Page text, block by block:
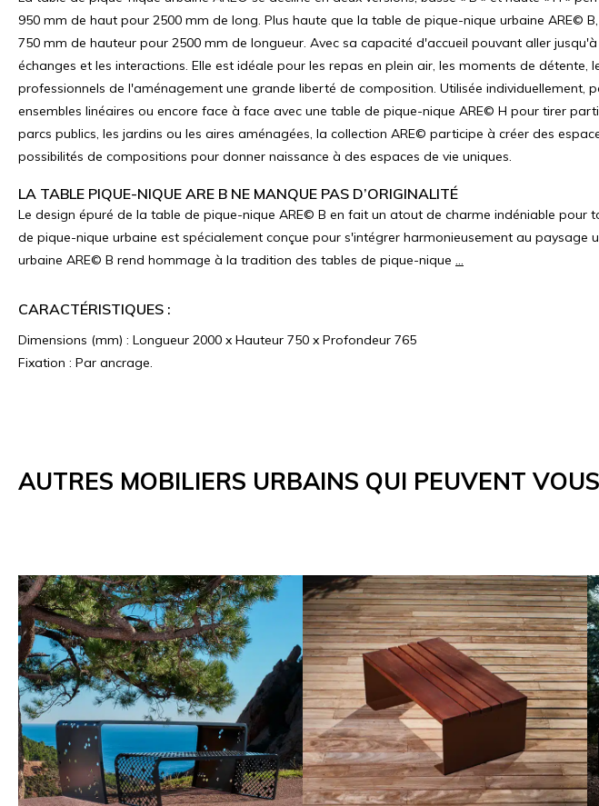
950 mm de haut pour 2500 mm de long. Plus haute que la table de pique-nique urbaine ARE©
750 mm de hauteur pour 2500 mm de longueur. Avec sa capacité d'accueil pouvant aller
échanges et les interactions. Elle est idéale pour les repas en plein air, les moments de
professionnels de l'aménagement une grande liberté de composition. Utilisée
ensembles linéaires ou encore face à face avec une table de pique-nique ARE© H pour tirer
parcs publics, les jardins ou les aires aménagées, la collection ARE© participe à créer des
possibilités de compositions pour donner naissance à des espaces de vie uniques.
LA TABLE PIQUE-NIQUE ARE B NE MANQUE PAS D’ORIGINALITÉ
Le design épuré de la table de pique-nique ARE© B en fait un atout de charme indéniable
de pique-nique urbaine est spécialement conçue pour s'intégrer harmonieusement au
urbaine ARE© B rend hommage à la tradition des tables de pique-nique ...
CARACTÉRISTIQUES :
Dimensions (mm) : Longueur 2000 x Hauteur 750 x Profondeur 765
Fixation : Par ancrage.
AUTRES MOBILIERS URBAINS QUI PEUVENT